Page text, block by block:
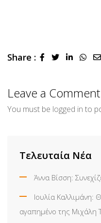
Share : LinkedIn
Leave a Comment
You must be logged in to
Τελευταία Νέα
Άννα Βίσση:
Ιουλία Καλλιμάνη:
αγαπημένο της Μιχάλη